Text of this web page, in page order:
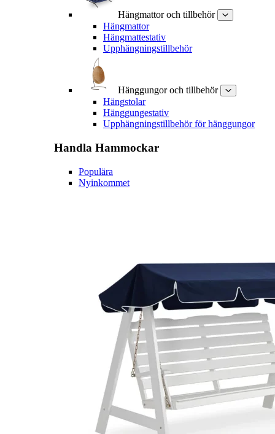
Hängmattor och tillbehör
Hängmattor
Hängmattestativ
Upphängningstillbehör
Hänggungor och tillbehör
Hängstolar
Hänggungestativ
Upphängningstillbehör för hänggungor
Handla Hammockar
Populära
Nyinkommet